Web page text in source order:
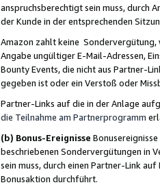
anspruchsberechtigt sein muss, durch
der Kunde in der entsprechenden
Amazon zahlt keine Sondervergütung,
Angabe ungültiger E-Mail-Adressen,
Bounty Events, die nicht aus Partner-
gegeben ist oder ein Verstoß oder
Partner-Links auf die in der Anlage
die Teilnahme am Partnerprogramm
(b) Bonus-Ereignisse
beschriebenen Sondervergütungen in
sein muss, durch einen Partner-Link
Bonusaktion durchführt.